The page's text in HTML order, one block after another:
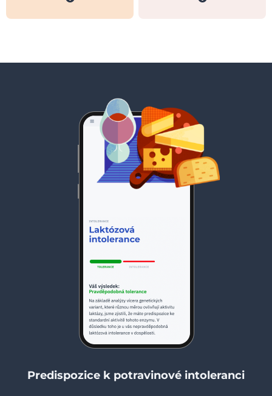
Predispozice k potravinové intoleranci